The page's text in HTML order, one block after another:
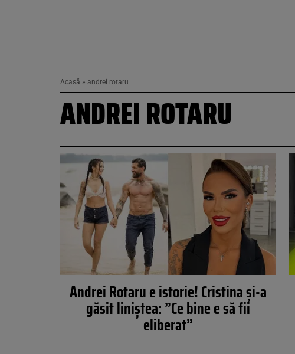
Acasă » andrei rotaru
ANDREI ROTARU
Andrei Rotaru e istorie! Cristina și-a
găsit liniștea: ”Ce bine e să fii
eliberat”